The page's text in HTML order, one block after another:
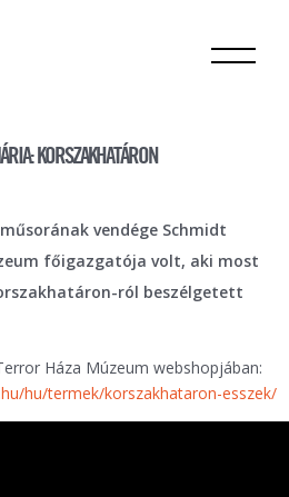
KORSZAKHATÁRON
vendége Schmidt
főigazgatója volt, aki most
ról beszélgetett
Háza Múzeum webshopjában:
hu/termek/korszakhataron-esszek/